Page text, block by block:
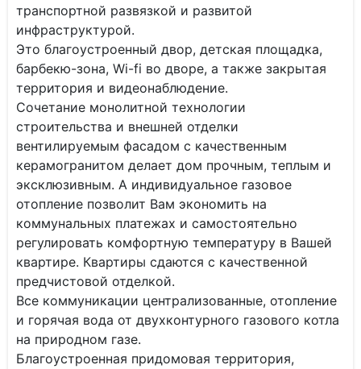
транспортной развязкой и развитой
инфраструктурой.
Это благоустроенный двор, детская площадка,
барбекю-зона, Wi-fi во дворе, а также закрытая
территория и видеонаблюдение.
Сочетание монолитной технологии
строительства и внешней отделки
вентилируемым фасадом с качественным
керамогранитом делает дом прочным, теплым и
эксклюзивным. А индивидуальное газовое
отопление позволит Вам экономить на
коммунальных платежах и самостоятельно
регулировать комфортную температуру в Вашей
квартире. Квартиры сдаются с качественной
предчистовой отделкой.
Все коммуникации централизованные, отопление
и горячая вода от двухконтурного газового котла
на природном газе.
Благоустроенная придомовая территория,